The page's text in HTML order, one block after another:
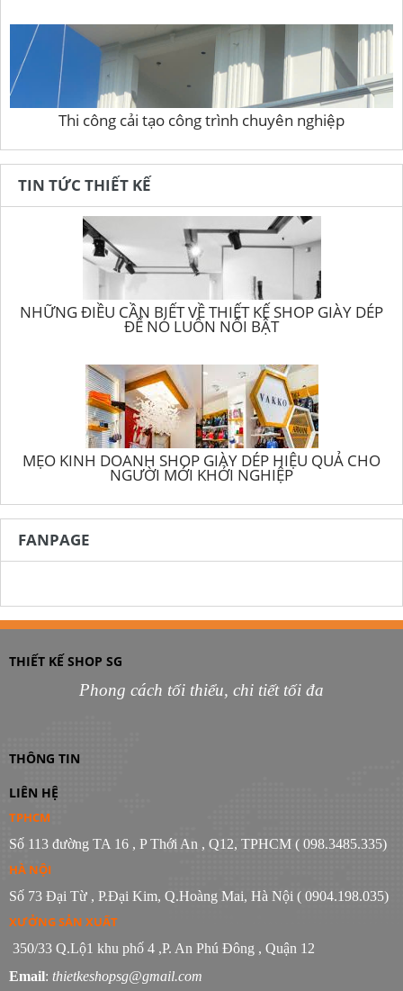
Thi công cải tạo công trình chuyên nghiệp
TIN TỨC THIẾT KẾ
NHỮNG ĐIỀU CẦN BIẾT VỀ THIẾT KẾ SHOP GIÀY DÉP
ĐỂ NÓ LUÔN NỔI BẬT
MẸO KINH DOANH SHOP GIÀY DÉP HIỆU QUẢ CHO
NGƯỜI MỚI KHỞI NGHIỆP
FANPAGE
THIẾT KẾ SHOP SG
Phong cách tối thiểu, chi tiết tối đa
THÔNG TIN
LIÊN HỆ
TPHCM
Số 113 đường TA 16 , P Thới An , Q12, TPHCM ( 098.3485.335)
HÀ NỘI
Số 73 Đại Từ , P.Đại Kim, Q.Hoàng Mai, Hà Nội ( 0904.198.035)
XƯỞNG SẢN XUẤT
350/33 Q.Lộ1 khu phố 4 ,P. An Phú Đông , Quận 12
Email: thietkeshopsg@gmail.com